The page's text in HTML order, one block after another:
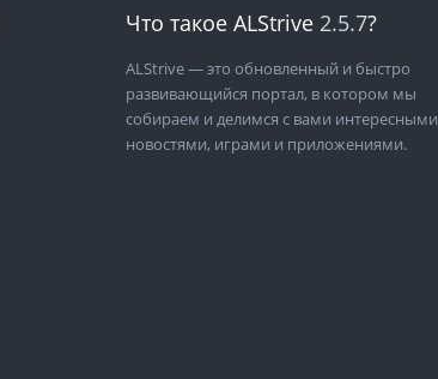
Что такое ALStrive 2.5.7?
ALStrive— это обновленный и быстро
развивающийся портал, в котором мы
собираем и делимся с вами интересными
новостями, играми и приложениями.